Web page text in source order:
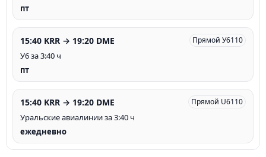
пт
15:40 KRR → 19:20 DME Прямой У6110
У6 за 3:40 ч
пт
15:40 KRR → 19:20 DME Прямой U6110
Уральские авиалинии за 3:40 ч
ежедневно